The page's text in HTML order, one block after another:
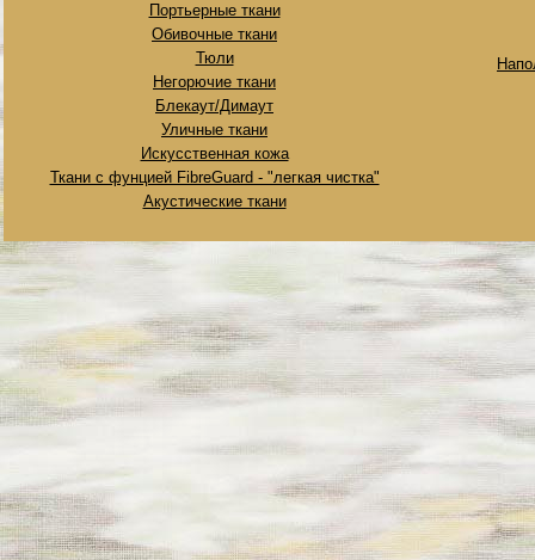
Портьерные ткани
Обивочные ткани
Тюли
Негорючие ткани
Блекаут/Димаут
Уличные ткани
Искусственная кожа
Ткани с фунцией FibreGuard - "легкая чистка"
Акустические ткани